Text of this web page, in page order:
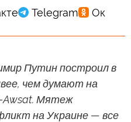
Путин построил в
чем думают на
Awsat. Мятеж
на Украине — все